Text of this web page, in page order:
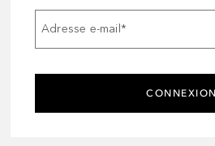
Adresse e-mail*
CONNEXION